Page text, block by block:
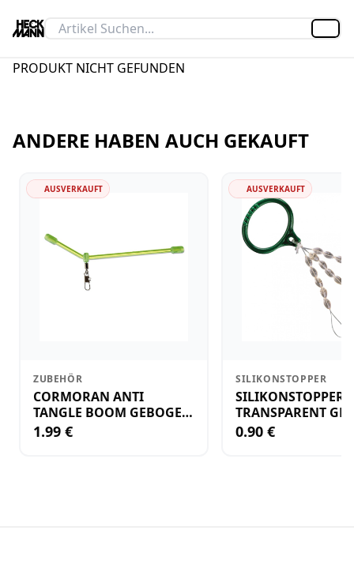
PRODUKT NICHT GEFUNDEN
ANDERE HABEN AUCH GEKAUFT
AUSVERKAUFT
ZUBEHÖR
CORMORAN ANTI
TANGLE BOOM GEBOGEN
12CM M.WIRBEL(PLASTIK)
1.99 €
AUSVERKAUFT
SILIKONSTOPPER
SILIKONSTOPPER
TRANSPARENT
KLEIN
0.90 €